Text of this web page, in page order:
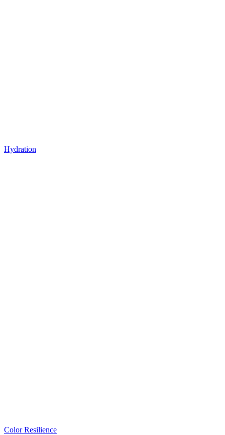
Hydration
Color Resilience